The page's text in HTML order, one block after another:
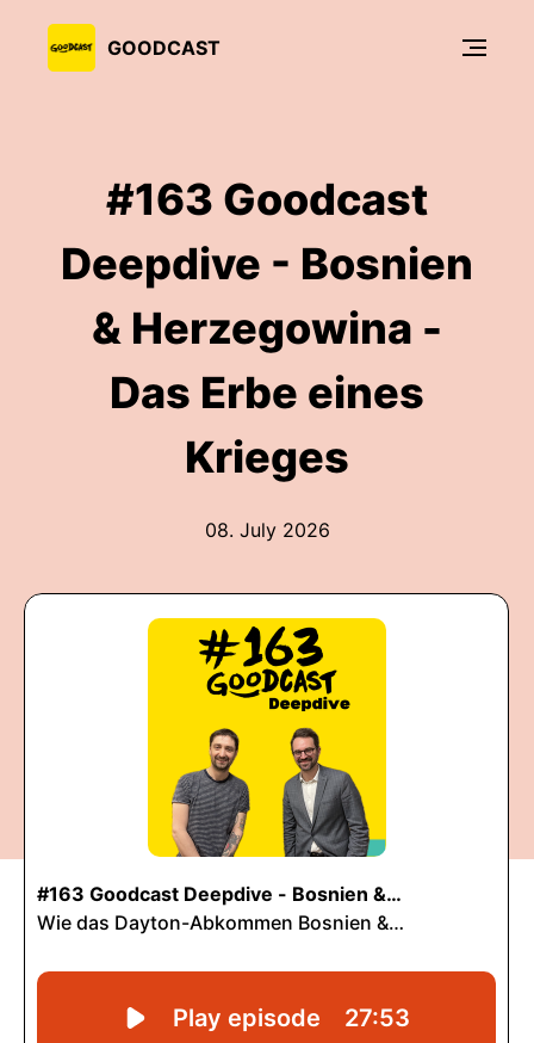
GOODCAST
#163 Goodcast
Deepdive - Bosnien
& Herzegowina -
Das Erbe eines
Krieges
08. July 2026